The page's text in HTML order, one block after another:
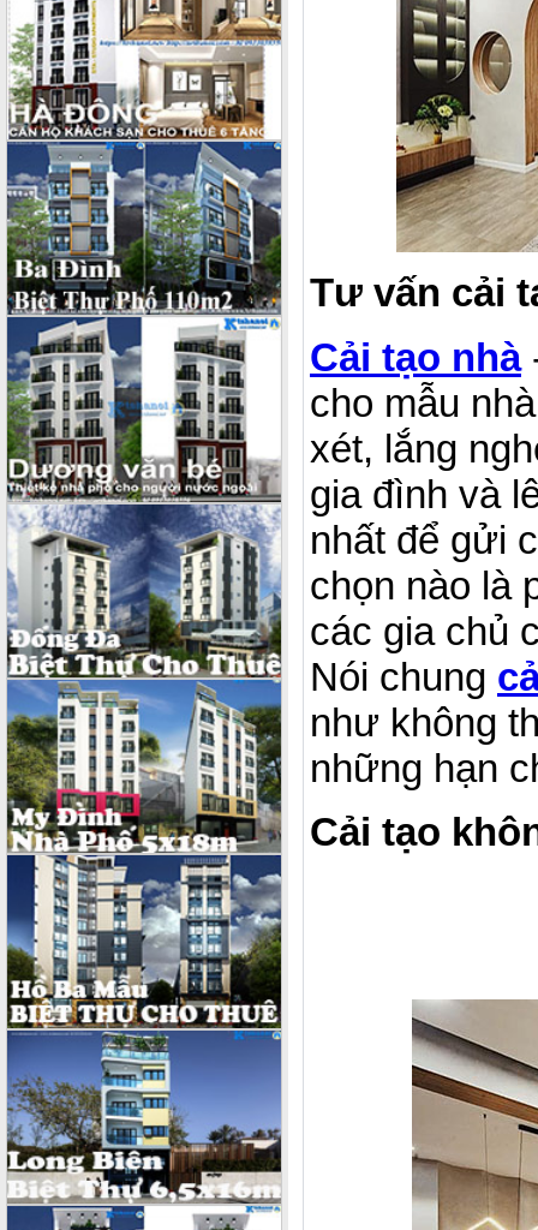
Tư vấn cải
Cải tạo nhà
cho mẫu
xét, lắng
gia đình và
nhất để gửi
chọn nào là
các gia chủ
Nói chung
như không
những hạn
Cải tạo